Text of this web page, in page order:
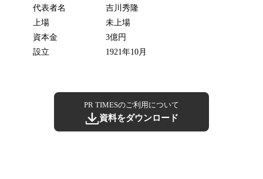
代表者名
吉川秀隆
上場
未上場
資本金
3億円
設立
1921年10月
PR TIMESのご利用について
資料をダウンロード